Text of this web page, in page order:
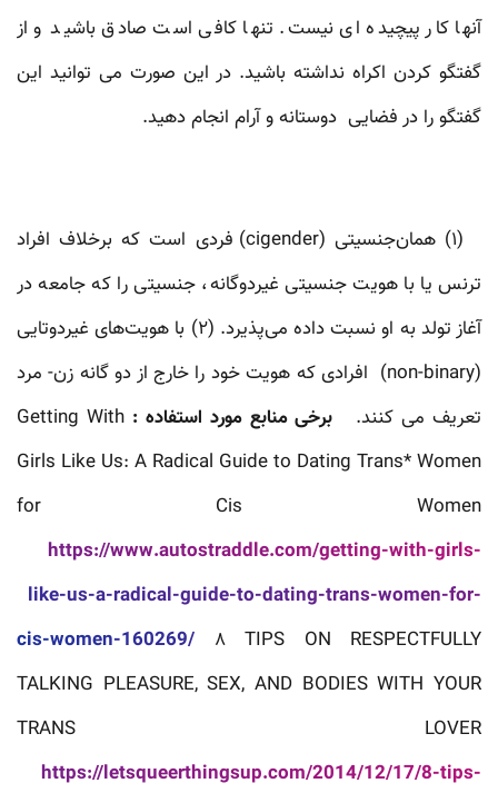
آنها کار پیچیده ای نیست. تنها کافی است صادق باشید و از
گفتگو کردن اکراه نداشته باشید. در این صورت می توانید این
گفتگو را در فضایی دوستانه و آرام انجام دهید.
(۱) همان‌جنسیتی (cigender) فردی است که برخلاف افراد
ترنس یا با هویت جنسیتی غیردوگانه، جنسیتی را که جامعه در
آغاز تولد به او نسبت داده می‌پذیرد. (۲) با هویت‌های غیردوتایی
(non-binary) افرادی که هویت خود را خارج از دو گانه زن- مرد
تعریف می کنند. برخی منابع مورد استفاده : Getting With
Girls Like Us: A Radical Guide to Dating Trans* Women
for Cis Women
https://www.autostraddle.com/getting-with-girls-
like-us-a-radical-guide-to-dating-trans-women-for-
cis-women-160269/ ۸ TIPS ON RESPECTFULLY
TALKING PLEASURE, SEX, AND BODIES WITH YOUR
TRANS LOVER
https://letsqueerthingsup.com/2014/12/17/8-tips-